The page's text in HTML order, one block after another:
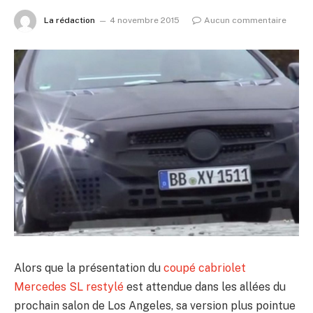
La rédaction 4 novembre 2015 Aucun commentaire
Alors que la présentation du coupé cabriolet
Mercedes SL restylé est attendue dans les allées du
prochain salon de Los Angeles, sa version plus pointue